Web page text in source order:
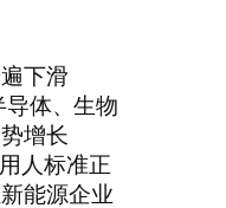
下滑
体、生物
增长
人标准正
能源企业